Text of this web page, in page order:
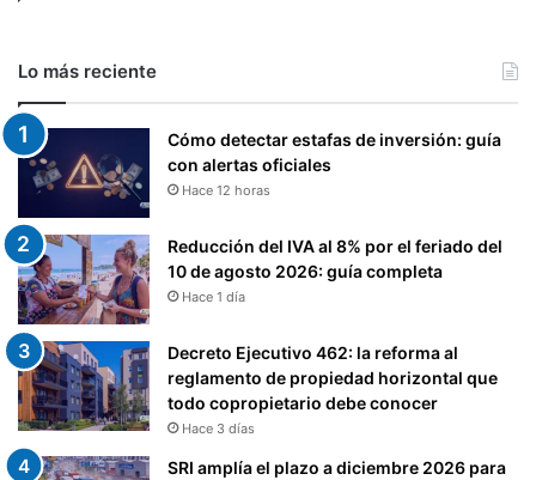
Lo más reciente
Cómo detectar estafas de inversión: guía
con alertas oficiales
Hace 12 horas
Reducción del IVA al 8% por el feriado del
10 de agosto 2026: guía completa
Hace 1 día
Decreto Ejecutivo 462: la reforma al
reglamento de propiedad horizontal que
todo copropietario debe conocer
Hace 3 días
SRI amplía el plazo a diciembre 2026 para